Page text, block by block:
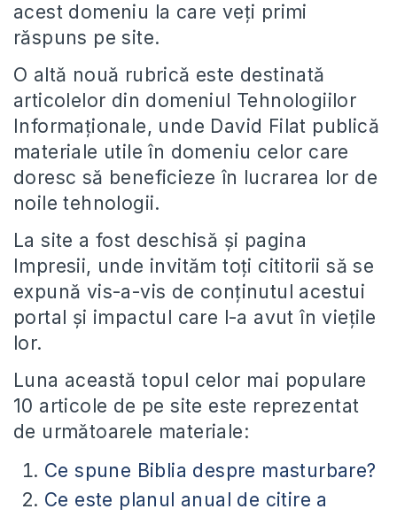
acest domeniu la care veți primi
răspuns pe site.
O altă nouă rubrică este destinată
articolelor din domeniul Tehnologiilor
Informaționale, unde David Filat publică
materiale utile în domeniu celor care
doresc să beneficieze în lucrarea lor de
noile tehnologii.
La site a fost deschisă și pagina
Impresii, unde invităm toți cititorii să se
expună vis-a-vis de conținutul acestui
portal și impactul care l-a avut în viețile
lor.
Luna această topul celor mai populare
10 articole de pe site este reprezentat
de următoarele materiale:
Ce spune Biblia despre masturbare?
Ce este planul anual de citire a